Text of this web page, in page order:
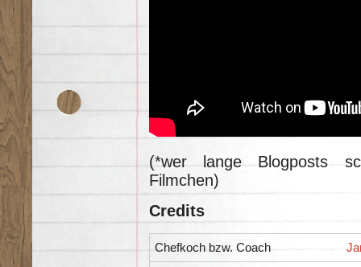
(*wer lange Blogposts
Filmchen)
Credits
Chefkoch bzw. Coach